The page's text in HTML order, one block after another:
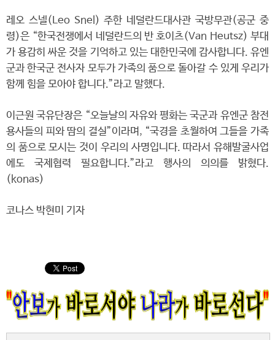
레오 스넬(Leo Snel) 주한 네덜란드대사관 국방무관(공군 중
령)은 “한국전쟁에서 네덜란드의 반 호이츠(Van Heutsz) 부대
가 용감히 싸운 것을 기억하고 있는 대한민국에 감사합니다. 유엔
군과 한국군 전사자 모두가 가족의 품으로 돌아갈 수 있게 우리가
함께 힘을 모아야 합니다.”라고 말했다.
이근원 국유단장은 “오늘날의 자유와 평화는 국군과 유엔군 참전
용사들의 피와 땀의 결실”이라며, “국경을 초월하여 그들을 가족
의 품으로 모시는 것이 우리의 사명입니다. 따라서 유해발굴사업
에도 국제협력 필요합니다.”라고 행사의 의의를 밝혔다.
(konas)
코나스 박현미 기자